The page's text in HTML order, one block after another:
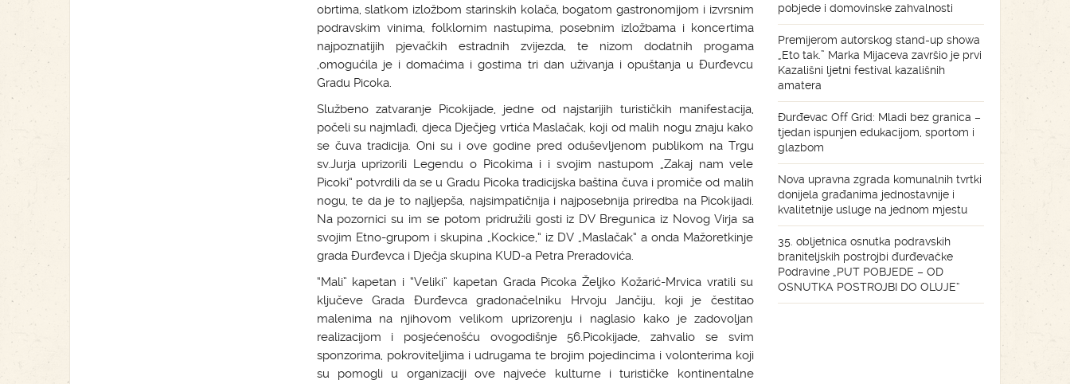
obrtima, slatkom izložbom starinskih kolača, bogatom gastronomijom i izvrsnim
podravskim vinima, folklornim nastupima, posebnim izložbama i koncertima
najpoznatijih pjevačkih estradnih zvijezda, te nizom dodatnih progama
,omogućila je i domaćima i gostima tri dan uživanja i opuštanja u Đurđevcu
Gradu Picoka.
Službeno zatvaranje Picokijade, jedne od najstarijih turističkih manifestacija,
počeli su najmlađi, djeca Dječjeg vrtića Maslačak, koji od malih nogu znaju kako
se čuva tradicija. Oni su i ove godine pred oduševljenom publikom na Trgu
sv.Jurja uprizorili Legendu o Picokima i i svojim nastupom „Zakaj nam vele
Picoki“ potvrdili da se u Gradu Picoka tradicijska baština čuva i promiče od malih
nogu, te da je to najljepša, najsimpatičnija i najposebnija priredba na Picokijadi.
Na pozornici su im se potom pridružili gosti iz DV Bregunica iz Novog Virja sa
svojim Etno-grupom i skupina „Kockice,“ iz DV „Maslačak“ a onda Mažoretkinje
grada Đurđevca i Dječja skupina KUD-a Petra Preradovića.
“Mali” kapetan i “Veliki” kapetan Grada Picoka Željko Kožarić-Mrvica vratili su
ključeve Grada Đurđevca gradonačelniku Hrvoju Jančiju, koji je čestitao
malenima na njihovom velikom uprizorenju i naglasio kako je zadovoljan
realizacijom i posjećenošću ovogodišnje 56.Picokijade, zahvalio se svim
sponzorima, pokroviteljima i udrugama te brojim pojedincima i volonterima koji
su pomogli u organizaciji ove najveće kulturne i turističke kontinentalne
pobjede i domovinske zahvalnosti
Premijerom autorskog stand-up showa
„Eto tak.” Marka Mijaceva završio je prvi
Kazališni ljetni festival kazališnih
amatera
Đurđevac Off Grid: Mladi bez granica –
tjedan ispunjen edukacijom, sportom i
glazbom
Nova upravna zgrada komunalnih tvrtki
donijela građanima jednostavnije i
kvalitetnije usluge na jednom mjestu
35. obljetnica osnutka podravskih
braniteljskih postrojbi đurđevačke
Podravine „PUT POBJEDE – OD
OSNUTKA POSTROJBI DO OLUJE“